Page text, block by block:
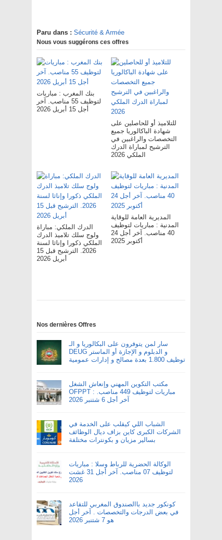
Paru dans : Sécurité & Armée
Nous vous suggérons ces offres
بنك المغرب : مباريات
لتوظيف 55 مناصب. آخر
أجل 15 أبريل 2026
للتلاميذ أو للحاصلين على
شهادة الباكالوريا جميع
التخصصات والراغبين في
الترشيح لمباراة الدرك
الملكي 2026
الدرك الملكي: مباراة
ولوج سلك تلاميذ الدرك
الملكي ذكورا وإناثا لسنة
2026. الترشيح قبل 15
أبريل 2026
المديرية العامة للوقاية
المدنية : مباريات لتوظيف
40 مناصب. آخر أجل 24
أكتوبر 2025
Nos dernières Offres
سار لمن يتوفرون على البكالوريا و الـ
DEUG و الدبلوم و الإجازة أو الماستر
توظيف 1.800 بعدة مصالح و إدارات عمومية
مكتب التكوين المهني وإنعاش الشغل
OFPPT : مباريات لتوظيف 449 مناصب.
آخر أجل 6 شتنبر 2026
الشباب اللي كيقلب على الخدمة في
الشركات الكبرى كاين بزاف ديال الوظائف
بسالير مزيان و بكونترات مختلفة
الوكالة الحضرية للرباط وسلا : مباريات
لتوظيف 07 مناصب. آخر أجل 31 غشت
2026
كونكور جديد باالصندوق المغربي للتقاعد
في بعض الدرجات والتخصصات . آخر أجل
هو 7 شتنبر 2026